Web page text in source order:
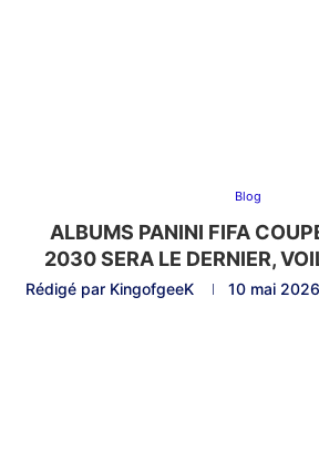
Blog
ALBUMS PANINI FIFA
2030 SERA LE DERNIER,
Rédigé par KingofgeeK 10 mai 2026